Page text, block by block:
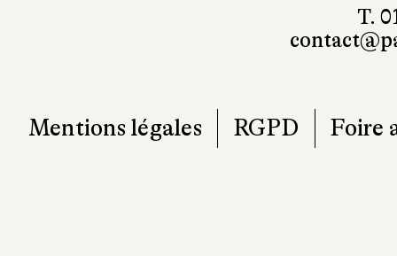
T.
Mentions légales RGPD Foire